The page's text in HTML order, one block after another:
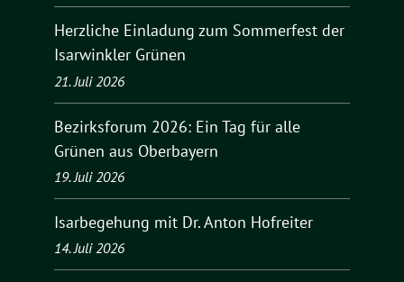
Herzliche Einladung zum Sommerfest der
Isarwinkler Grünen
21. Juli 2026
Bezirksforum 2026: Ein Tag für alle
Grünen aus Oberbayern
19. Juli 2026
Isarbegehung mit Dr. Anton Hofreiter
14. Juli 2026